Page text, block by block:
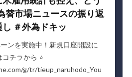
替市場ニュースの振り返
＃外為ドキッ
ンを実施中！新規口座開設に
コチラから ⭐
g/tr/tieup_naruhodo_You